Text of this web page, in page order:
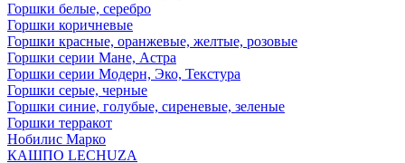
Горшки белые, серебро
Горшки коричневые
Горшки красные, оранжевые, желтые, розовые
Горшки серии Мане, Астра
Горшки серии Модерн, Эко, Текстура
Горшки серые, черные
Горшки синие, голубые, сиреневые, зеленые
Горшки терракот
Нобилис Марко
КАШПО LECHUZA